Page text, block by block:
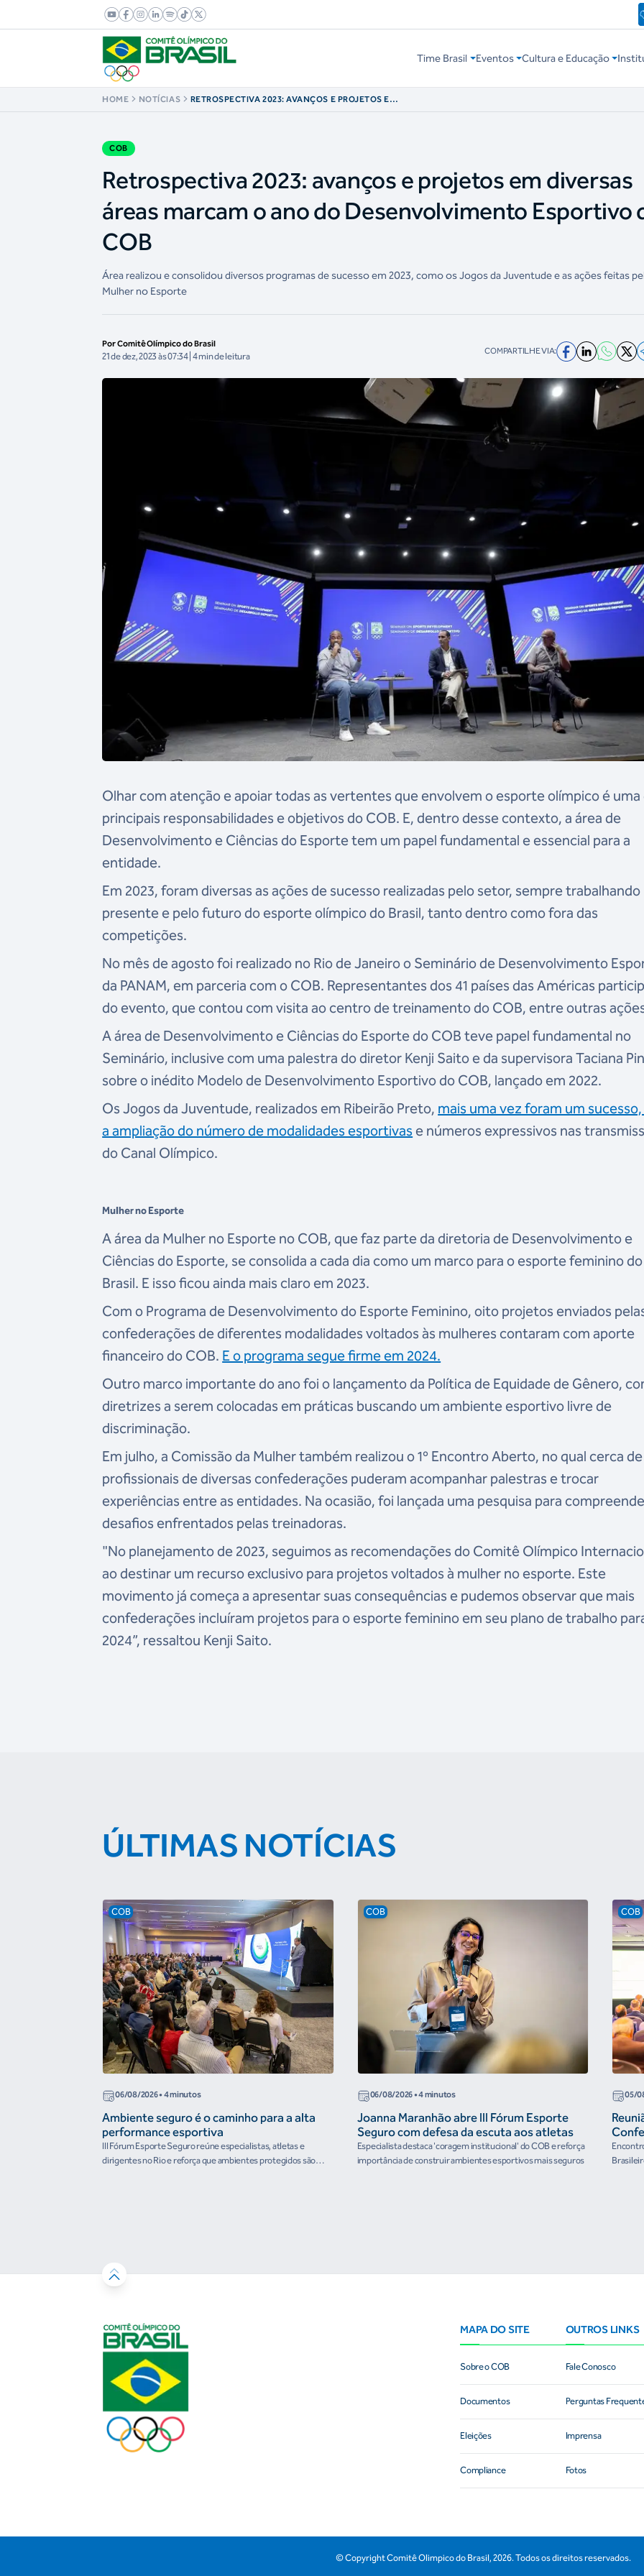
Time Brasil Eventos Cultura e Educação
HOME NOTÍCIAS
RETROSPECTIVA 2023: AVANÇOS E PROJETOS EM
COB
Retrospectiva 2023: avanços e projetos em diversas
áreas marcam o ano do Desenvolvimento Esportivo
COB
Área realizou e consolidou diversos programas de sucesso em 2023, como os Jogos da Juventude e as ações feitas
Mulher no Esporte
Por Comitê Olímpico do Brasil
21 de dez, 2023 às 07:34 | 4 min de leitura COMPARTILHE VIA:
Olhar com atenção e apoiar todas as vertentes que envolvem o esporte olímpico é uma
principais responsabilidades e objetivos do COB. E, dentro desse contexto, a área de
Desenvolvimento e Ciências do Esporte tem um papel fundamental e essencial para a
entidade.
Em 2023, foram diversas as ações de sucesso realizadas pelo setor, sempre
presente e pelo futuro do esporte olímpico do Brasil, tanto dentro como fora das
competições.
No mês de agosto foi realizado no Rio de Janeiro o Seminário de Desenvolvimento
da PANAM, em parceria com o COB. Representantes dos 41 países das Américas
do evento, que contou com visita ao centro de treinamento do COB, entre outras
A área de Desenvolvimento e Ciências do Esporte do COB teve papel fundamental no
Seminário, inclusive com uma palestra do diretor Kenji Saito e da supervisora Taciana
sobre o inédito Modelo de Desenvolvimento Esportivo do COB, lançado em 2022.
Os Jogos da Juventude, realizados em Ribeirão Preto, mais uma vez foram um
a ampliação do número de modalidades esportivas e números expressivos nas
do Canal Olímpico.
Mulher no Esporte
A área da Mulher no Esporte no COB, que faz parte da diretoria de Desenvolvimento e
Ciências do Esporte, se consolida a cada dia como um marco para o esporte feminino do
Brasil. E isso ficou ainda mais claro em 2023.
Com o Programa de Desenvolvimento do Esporte Feminino, oito projetos enviados
confederações de diferentes modalidades voltados às mulheres contaram com aporte
financeiro do COB. E o programa segue firme em 2024.
Outro marco importante do ano foi o lançamento da Política de Equidade de Gênero,
diretrizes a serem colocadas em práticas buscando um ambiente esportivo livre de
discriminação.
Em julho, a Comissão da Mulher também realizou o 1º Encontro Aberto, no qual cerca
profissionais de diversas confederações puderam acompanhar palestras e trocar
experiências entre as entidades. Na ocasião, foi lançada uma pesquisa para
desafios enfrentados pelas treinadoras.
"No planejamento de 2023, seguimos as recomendações do Comitê Olímpico
ao destinar um recurso exclusivo para projetos voltados à mulher no esporte. Este
movimento já começa a apresentar suas consequências e pudemos observar que mais
confederações incluíram projetos para o esporte feminino em seu plano de trabalho
2024”, ressaltou Kenji Saito.
ÚLTIMAS NOTÍCIAS
COB
06/08/2026• 4 minutos
Ambiente seguro é o caminho para a alta
performance esportiva
III Fórum Esporte Seguro reúne especialistas, atletas e
dirigentes no Rio e reforça que ambientes protegidos são
COB
06/08/2026• 4 minutos
Joanna Maranhão abre III Fórum Esporte
Seguro com defesa da escuta aos atletas
Especialista destaca 'coragem institucional' do COB e reforça
importância de construir ambientes esportivos mais seguros
COB
05/
the
MAPA DO SITE
Sobre o COB
Documentos
Eleições
Compliance
OUTROS LINKS
Fale Conosco
Perguntas
Imprensa
Fotos
© Copyright Comitê Olimpico do Brasil, 2026. Todos os direitos reservados.